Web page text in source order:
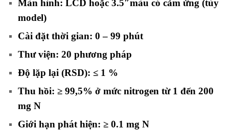
Màn hình: LCD hoặc 3.5″màu có cảm ứng (tùy
model)
Cài đặt thời gian: 0 – 99 phút
Thư viện: 20 phương pháp
Độ lặp lại (RSD): ≤ 1 %
Thu hồi: ≥ 99,5% ở mức nitrogen từ 1 đến 200
mg N
Giới hạn phát hiện: ≥ 0.1 mg N